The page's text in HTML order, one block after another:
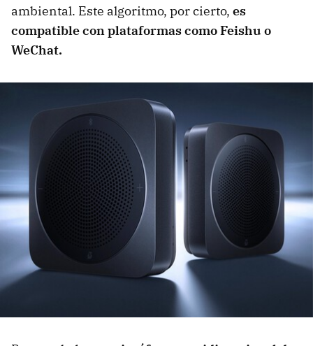
ambiental. Este algoritmo, por cierto, es
compatible con plataformas como Feishu o
WeChat.